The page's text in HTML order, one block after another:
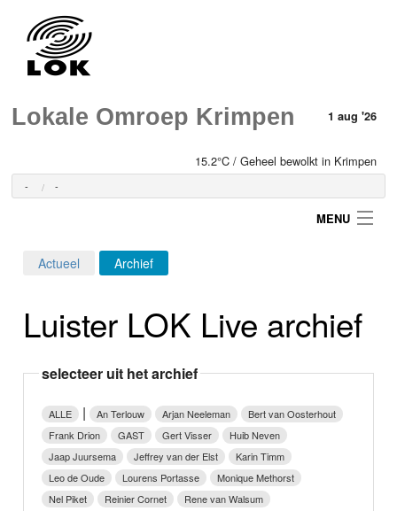
Lokale Omroep Krimpen 1 aug '26
15.2°C / Geheel bewolkt in Krimpen
- -
MENU
Home
Programma's
Nieuws
Foto's
Video
Actueel Archief
Luister LOK Live archief
selecteer uit het archief
ALLE | An Terlouw Arjan Neeleman
Bert van Oosterhout
Frank Drion
GAST Gert Visser
Huib Neven
Jaap Juursema
Jeffrey van der Elst
Karin Timm
Leo de Oude
Lourens Portasse
Monique Methorst
Nel Piket
Reinier Cornet
Rene van Walsum